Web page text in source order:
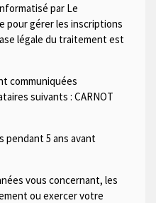
par Le
pour gérer les inscriptions
légale du traitement est
communiquées
suivants : CARNOT
pendant 5 ans avant
vous concernant, les
ou exercer votre